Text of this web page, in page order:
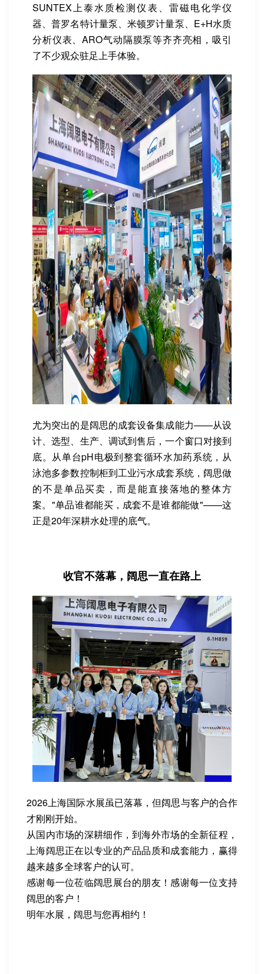
SUNTEX上泰水质检测仪表、雷磁电化学仪
器、普罗名特计量泵、米顿罗计量泵、E+H水质
分析仪表、ARO气动隔膜泵等齐齐亮相，吸引
了不少观众驻足上手体验。
尤为突出的是阔思的成套设备集成能力——从设
计、选型、生产、调试到售后，一个窗口对接到
底。从单台pH电极到整套循环水加药系统，从
泳池多参数控制柜到工业污水成套系统，阔思做
的不是单品买卖，而是能直接落地的整体方
案。"单品谁都能买，成套不是谁都能做"——这
正是20年深耕水处理的底气。
收官不落幕，阔思一直在路上
2026上海国际水展虽已落幕，但阔思与客户的合作
才刚刚开始。
从国内市场的深耕细作，到海外市场的全新征程，
上海阔思正在以专业的产品品质和成套能力，赢得
越来越多全球客户的认可。
感谢每一位莅临阔思展台的朋友！感谢每一位支持
阔思的客户！
明年水展，阔思与您再相约！